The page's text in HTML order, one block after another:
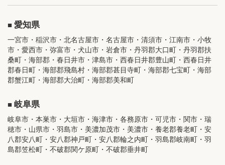
愛知県
一宮市・稲沢市・北名古屋市・名古屋市・清須市・江南市・小牧
市・愛西市・弥富市・犬山市・岩倉市・丹羽郡大口町・丹羽郡扶
桑町・海部郡・春日井市・津島市・西春日井郡豊山町・西春日井
郡春日町・海部郡飛島村・海部郡甚目寺町・海部郡七宝町・海部
郡蟹江町・海部郡大治町・海部郡美和町
岐阜県
岐阜市・本巣市・大垣市・海津市・各務原市・可児市・関市・瑞
穂市・山県市・羽島市・美濃加茂市・美濃市・養老郡養老町・安
八郡安八町・安八郡神戸町・安八郡輪之内町・羽島郡岐南町・羽
島郡笠松町・不破郡関ケ原町・不破郡垂井町